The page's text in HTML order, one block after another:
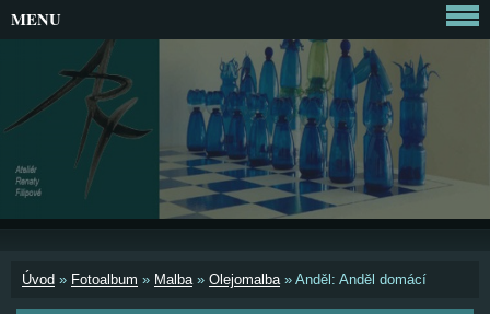
Úvod » Fotoalbum » Malba» Olejomalba» Anděl: Anděl domácí
MENU